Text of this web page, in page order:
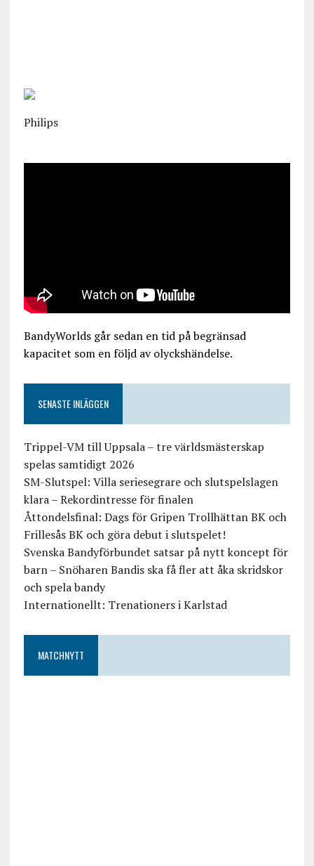
Philips
BandyWorlds går sedan en tid på begränsad
kapacitet som en följd av olyckshändelse.
SENASTE INLÄGGEN
Trippel-VM till Uppsala – tre världsmästerskap
spelas samtidigt 2026
SM-Slutspel: Villa seriesegrare och slutspelslagen
klara – Rekordintresse för finalen
Åttondelsfinal: Dags för Gripen Trollhättan BK och
Frillesås BK och göra debut i slutspelet!
Svenska Bandyförbundet satsar på nytt koncept för
barn – Snöharen Bandis ska få fler att åka skridskor
och spela bandy
Internationellt: Trenationers i Karlstad
MATCHNYTT